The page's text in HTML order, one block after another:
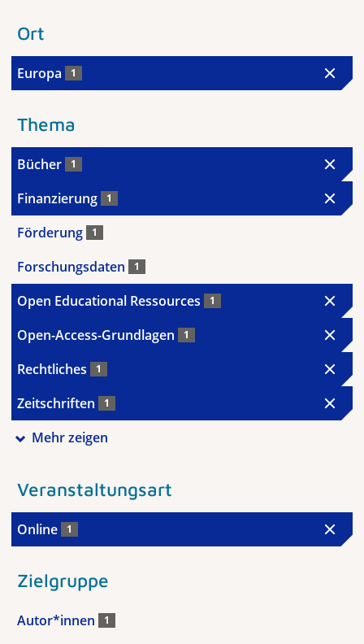
Ort
Europa 1
Thema
Bücher 1
Finanzierung 1
Förderung 1
Forschungsdaten 1
Open Educational Ressources 1
Open-Access-Grundlagen 1
Rechtliches 1
Zeitschriften 1
Mehr zeigen
Veranstaltungsart
Online 1
Zielgruppe
Autor*innen 1